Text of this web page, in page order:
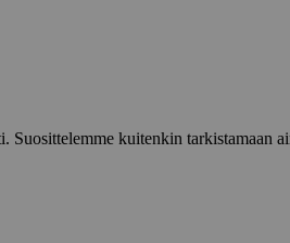
Suosittelemme kuitenkin tarkistamaan